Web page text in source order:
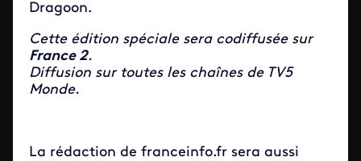
Dragoon.
Cette édition spéciale sera codiffusée sur
France 2.
Diffusion sur toutes les chaînes de TV5
Monde.
La rédaction de franceinfo.fr sera aussi